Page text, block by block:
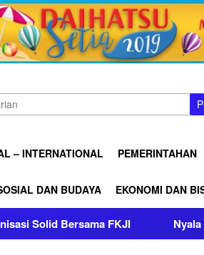
– INTERNATIONAL PEMERINTAHAN
DAN BUDAYA EKONOMI DAN
Nyala Flare Kian Mengecil,